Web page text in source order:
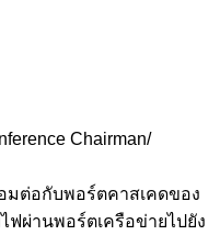
Chairman/
ต่อกับพอร์ตคาสเคดของ
ฟผ่านพอร์ตเครือข่ายไปยัง